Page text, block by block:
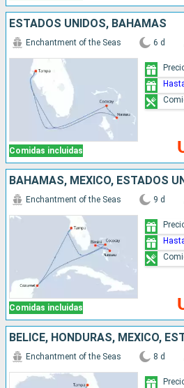
ESTADOS UNIDOS, BAHAMAS
Comidas incluidas
Enchantment of the Seas 6 d
BAHAMAS, MÉXICO, ESTADOS
Comidas incluidas
Enchantment of the Seas 9 d
Enchantment of the Seas 8 d